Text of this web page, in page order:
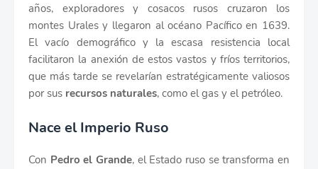
años, exploradores y cosacos rusos cruzaron los
montes Urales y llegaron al océano Pacífico en 1639.
El vacío demográfico y la escasa resistencia local
facilitaron la anexión de estos vastos y fríos territorios,
que más tarde se revelarían estratégicamente valiosos
por sus recursos naturales, como el gas y el petróleo.
Nace el Imperio Ruso
Con Pedro el Grande, el Estado ruso se transforma en